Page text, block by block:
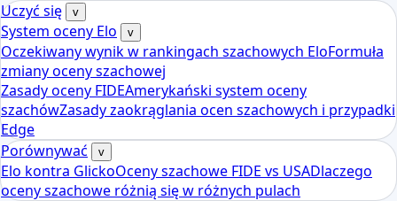
Uczyć się
v
System oceny Elo v
Oczekiwany wynik w rankingach szachowych EloFormuła
zmiany oceny szachowej
Zasady oceny FIDEAmerykański system oceny
szachówZasady zaokrąglania ocen szachowych i przypadki
Edge
Porównywać
v
Elo kontra GlickoOceny szachowe FIDE vs USADlaczego
oceny szachowe różnią się w różnych pulach